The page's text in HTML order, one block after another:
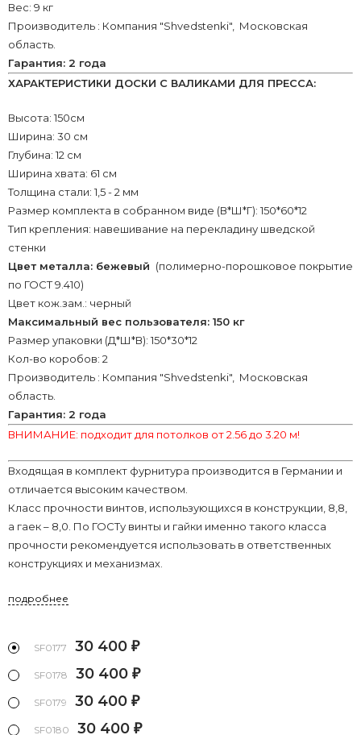
Вес: 9 кг
Производитель : Компания "Shvedstenki", Московская
область.
Гарантия: 2 года
ХАРАКТЕРИСТИКИ ДОСКИ С ВАЛИКАМИ ДЛЯ ПРЕССА:
Высота: 150см
Ширина: 30 см
Глубина: 12 см
Ширина хвата: 61 см
Толщина стали: 1,5 - 2 мм
Размер комплекта в собранном виде (В*Ш*Г): 150*60*12
Тип крепления: навешивание на перекладину шведской
стенки
Цвет металла: бежевый (полимерно-порошковое покрытие
по ГОСТ 9.410)
Цвет кож.зам.: черный
Максимальный вес пользователя: 150 кг
Размер упаковки (Д*Ш*В): 150*30*12
Кол-во коробов: 2
Производитель : Компания "Shvedstenki", Московская
область.
Гарантия: 2 года
ВНИМАНИЕ: подходит для потолков от 2.56 до 3.20 м!
Входящая в комплект фурнитура производится в Германии и
отличается высоким качеством.
Класс прочности винтов, использующихся в конструкции, 8,8,
а гаек – 8,0. По ГОСТу винты и гайки именно такого класса
прочности рекомендуется использовать в ответственных
конструкциях и механизмах.
подробнее
SF0177 30 400 ₽
SF0178 30 400 ₽
SF0179 30 400 ₽
SF0180 30 400 ₽